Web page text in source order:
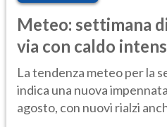
Meteo: settimana
via con caldo
temporale
La tendenza meteo per la
indica una nuova
agosto, con nuovi rialzi